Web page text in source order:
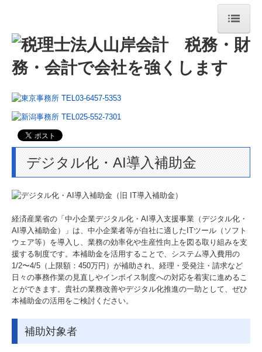
ホーム
法人・個人事業主の皆様
相続税・資産税について
法人紹介
コラム
ニュースレター
メディア情報
料金について
お問い合わせ
デジタル化・AI導入補助金
経済産業省の「中小企業デジタル化・AI導入支援事業（デジタル化・
AI導入補助金）」は、中小企業者等が自社に適したITツール（ソフト
ウェア等）を導入し、業務の効率化や生産性向上を図る取り組みを支
援する制度です。本補助金を活用することで、システム導入費用の
1/2〜4/5（上限額：450万円）が補助され、経理・受発注・請求など
日々の事務作業の見直しやインボイス制度への対応を着実に進めるこ
とができます。貴社の業務改善やデジタル化推進の一助として、ぜひ
本補助金の活用をご検討ください。
補助対象者